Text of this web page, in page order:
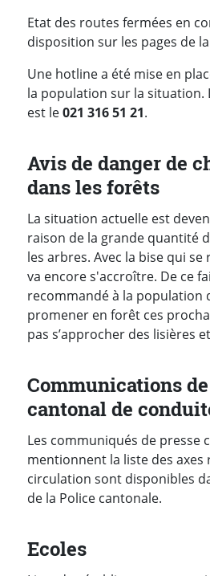
Etat des routes fermées en
disposition sur les pages de
Une hotline a été mise en
la population sur la situation.
est le021 316 51 21.
Avis de danger de
dans les forêts
La situation actuelle est
raison de la grande quantité
les arbres. Avec la bise qui
va encore s'accroître. De ce
recommandé à la population
promener en forêt ces
pas s’approcher des lisières
Communications
cantonal de
Les communiqués de presse
mentionnent la liste des axes
circulation sont disponibles
de la Police cantonale.
Ecoles